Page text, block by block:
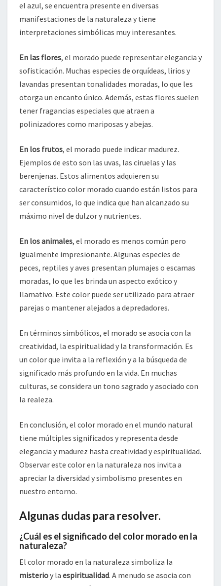
el azul, se encuentra presente en diversas
manifestaciones de la naturaleza y tiene
interpretaciones simbólicas muy interesantes.
En las flores, el morado puede representar elegancia y
sofisticación. Muchas especies de orquídeas, lirios y
lavandas presentan tonalidades moradas, lo que les
otorga un encanto único. Además, estas flores suelen
tener fragancias especiales que atraen a
polinizadores como mariposas y abejas.
En los frutos, el morado puede indicar madurez.
Ejemplos de esto son las uvas, las ciruelas y las
berenjenas. Estos alimentos adquieren su
característico color morado cuando están listos para
ser consumidos, lo que indica que han alcanzado su
máximo nivel de dulzor y nutrientes.
En los animales, el morado es menos común pero
igualmente impresionante. Algunas especies de
peces, reptiles y aves presentan plumajes o escamas
moradas, lo que les brinda un aspecto exótico y
llamativo. Este color puede ser utilizado para atraer
parejas o mantener alejados a depredadores.
En términos simbólicos, el morado se asocia con la
creatividad, la espiritualidad y la transformación. Es
un color que invita a la reflexión y a la búsqueda de
significado más profundo en la vida. En muchas
culturas, se considera un tono sagrado y asociado con
la realeza.
En conclusión, el color morado en el mundo natural
tiene múltiples significados y representa desde
elegancia y madurez hasta creatividad y espiritualidad.
Observar este color en la naturaleza nos invita a
apreciar la diversidad y simbolismo presentes en
nuestro entorno.
Algunas dudas para resolver.
¿Cuál es el significado del color morado en la
naturaleza?
El color morado en la naturaleza simboliza la
misterioy la espiritualidad. A menudo se asocia con